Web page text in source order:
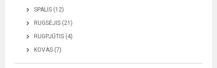
SPALIS (12)
RUGSĖJIS (21)
RUGPJŪTIS (4)
KOVAS (7)